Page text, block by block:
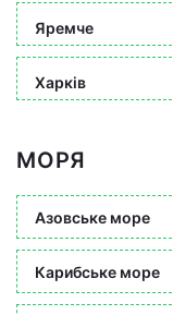
Яремче
Харків
МОРЯ
Азовське море
Карибське море